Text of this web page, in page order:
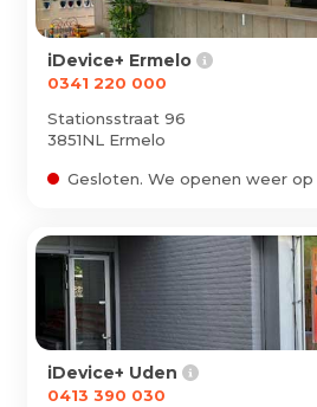
0
Geen producten in
winkelwagen.
iDevice+ Ermelo
0341 220 000
Stationsstraat 96
3851NL Ermelo
Gesloten. We openen weer op
iDevice+ Uden
0413 390 030